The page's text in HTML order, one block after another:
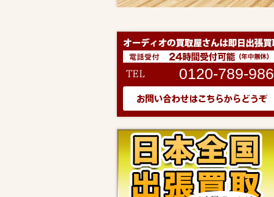
0120-789-986